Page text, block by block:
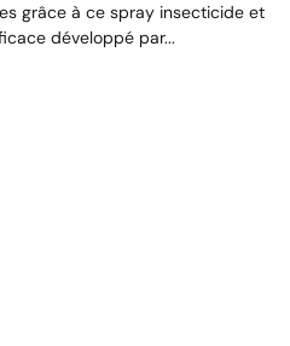
grâce à ce spray insecticide et
développé par...